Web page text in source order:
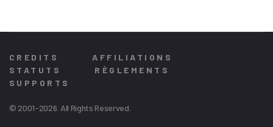
CREDITS
AFFILIATIONS
STATUTS
RÈGLEMENTS
SUPPORTS
© 2001-2026. All Rights Reserved.